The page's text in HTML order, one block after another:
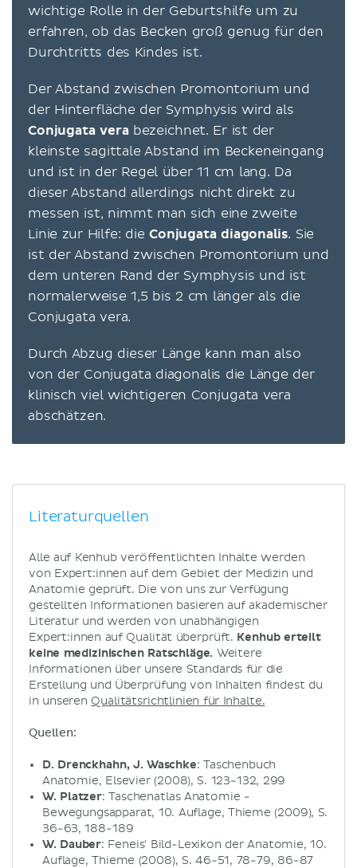
wichtige Rolle in der Geburtshilfe um zu
erfahren, ob das Becken groß genug für den
Durchtritts des Kindes ist.
Der Abstand zwischen Promontorium und
der Hinterfläche der Symphysis wird als
Conjugata verabezeichnet. Er ist der
kleinste sagittale Abstand im Beckeneingang
und ist in der Regel über 11 cm lang. Da
dieser Abstand allerdings nicht direkt zu
messen ist, nimmt man sich eine zweite
Linie zur Hilfe: dieConjugata diagonalis. Sie
ist der Abstand zwischen Promontorium und
dem unteren Rand der Symphysis und ist
normalerweise 1,5 bis 2 cm länger als die
Conjugata vera.
Durch Abzug dieser Länge kann man also
von der Conjugata diagonalis die Länge der
klinisch viel wichtigeren Conjugata vera
abschätzen.
Literaturquellen
Alle auf Kenhub veröffentlichten Inhalte werden
von Expert:innen auf dem Gebiet der Medizin und
Anatomie geprüft. Die von uns zur Verfügung
gestellten Informationen basieren auf akademischer
Literatur und werden von unabhängigen
Expert:innen auf Qualität überprüft. Kenhub erteilt
keine medizinischen Ratschläge. Weitere
Informationen über unsere Standards für die
Erstellung und Überprüfung von Inhalten findest du
in unseren Qualitätsrichtlinien für Inhalte.
Quellen:
D. Drenckhahn, J. Waschke: Taschenbuch
Anatomie, Elsevier (2008), S. 123-132, 299
W. Platzer: Taschenatlas Anatomie -
Bewegungsapparat, 10. Auflage, Thieme (2009), S.
36-63, 188-189
W. Dauber: Feneis' Bild-Lexikon der Anatomie, 10.
Auflage, Thieme (2008), S. 46-51, 78-79, 86-87